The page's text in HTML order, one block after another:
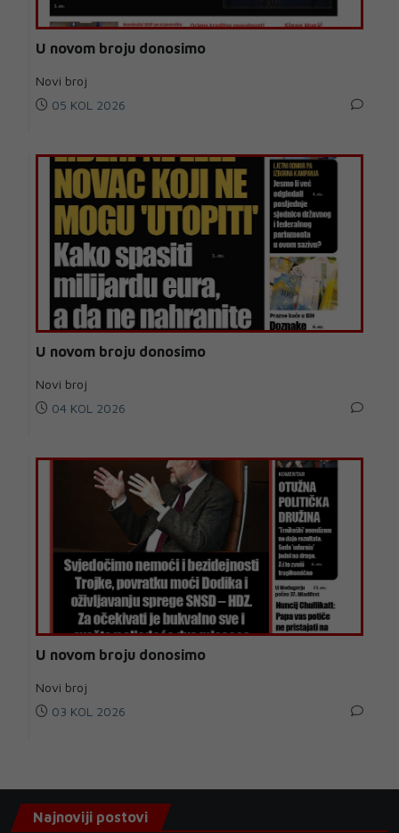
U novom broju donosimo
Novi broj
05 KOL 2026
U novom broju donosimo
Novi broj
04 KOL 2026
U novom broju donosimo
Novi broj
03 KOL 2026
Najnoviji postovi